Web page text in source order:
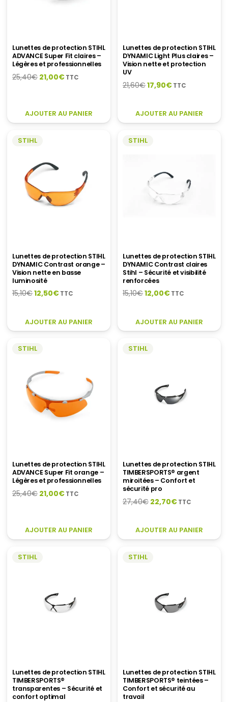
PRODUIT
Lunettes de protection STIHL
ADVANCE Super Fit claires –
Légères et professionnelles
25,40€ Le
était :
25,40€.
21,00€Le
est :
21,00€.
TTC
AJOUTER AU PANIER
Lunettes de protection STIHL
DYNAMIC Light Plus claires –
Vision nette et protection
UV
21,60€Le
était :
17,90€Le
est :
TTC
AJOUTER AU PANIER
STIHL
Lunettes de protection STIHL
DYNAMIC Contrast orange –
Vision nette en basse
luminosité
15,10€Le
était :
12,50€Le
est :
TTC
AJOUTER AU PANIER
STIHL
Lunettes de protection STIHL
DYNAMIC Contrast claires
Stihl – Sécurité et visibilité
renforcées
15,10€Le
était :
12,00€Le
est :
TTC
AJOUTER AU PANIER
STIHL
Lunettes de protection STIHL
ADVANCE Super Fit orange –
Légères et professionnelles
25,40€ Le
était :
25,40€.
21,00€Le
est :
21,00€.
TTC
AJOUTER AU PANIER
STIHL
Lunettes de protection STIHL
TIMBERSPORTS® argent
miroitées – Confort et
sécurité pro
27,40€ Le
était :
22,70€Le
est :
TTC
AJOUTER AU PANIER
STIHL
Lunettes de protection STIHL
TIMBERSPORTS®
transparentes – Sécurité et
confort optimal
STIHL
Lunettes de protection STIHL
TIMBERSPORTS® teintées –
Confort et sécurité au
travail